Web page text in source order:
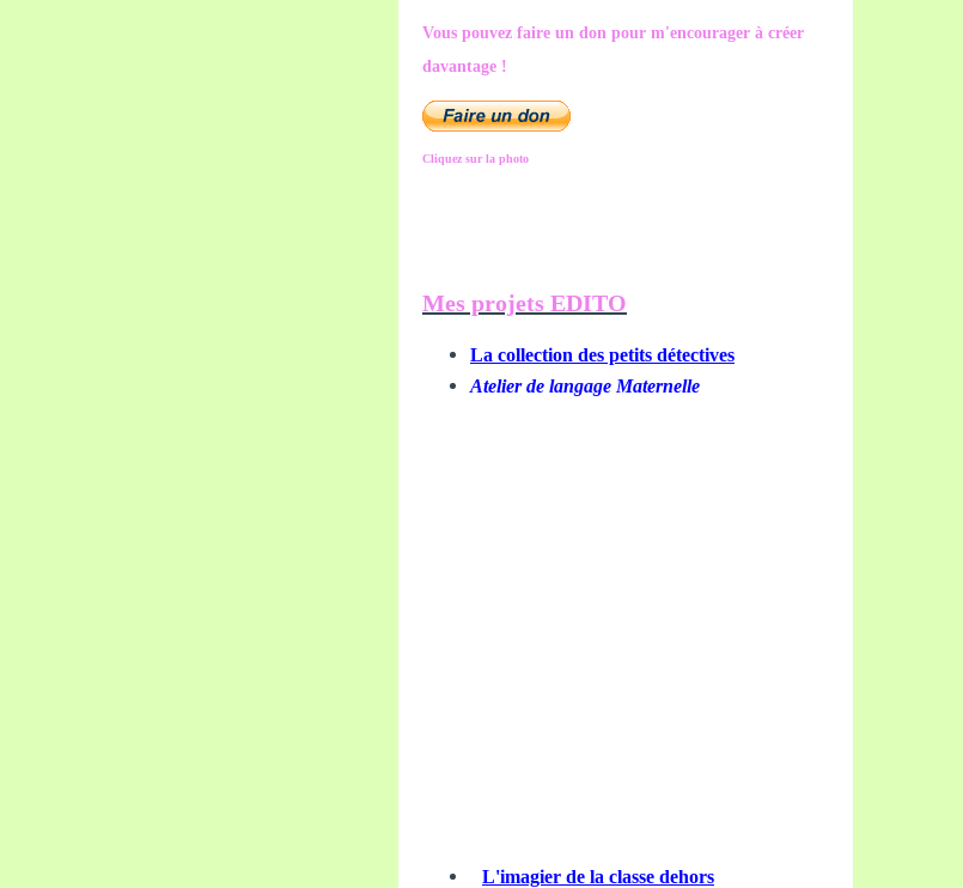
Vous pouvez faire un don pour m'encourager à créer
davantage !
Cliquez sur la photo
Mes projets EDITO
La collection des petits détectives
Atelier de langage Maternelle
L'imagier de la classe dehors